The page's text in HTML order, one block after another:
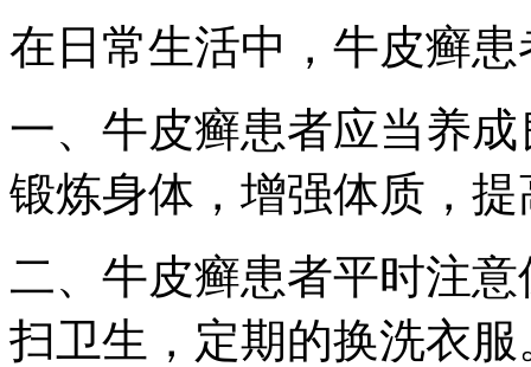
在日常生活中，牛皮癣
一、牛皮癣患者应当养
锻炼身体，增强体质，
二、牛皮癣患者平时注
扫卫生，定期的换洗衣服